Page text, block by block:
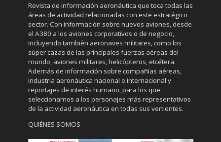
Revista de información aeronáutica que toca todas las
áreas de actividad relacionadas con este estratégico
sector. Con información sobre nuevos aviones, desde
el A380 a los aviones corporativos o de negocio,
incluyendo también aeronaves militares, como los
súper cazas de las principales fuerzas aéreas del
mundo, aviones militares, helicópteros, etcétera.
Además de información sobre compañías aéreas,
industria aeronáutica nacional e internacional y
reportajes de interés humano, para los que
seleccionamos a los personajes más representativos
de la actividad aeronáutica en todas sus vertientes.
QUIÉNES SOMOS